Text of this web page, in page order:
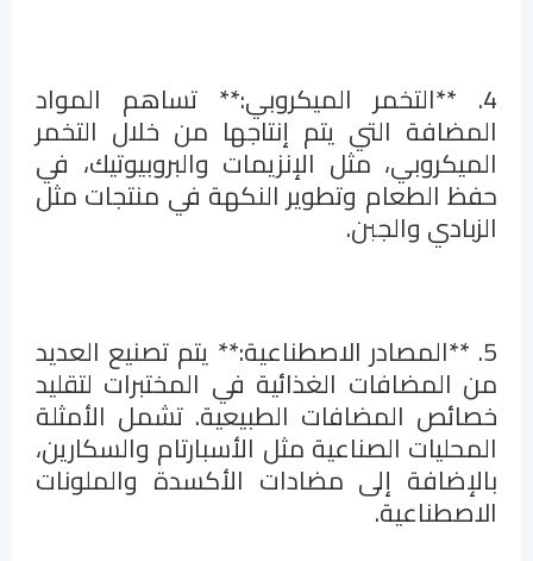
4. **التخمر الميكروبي:** تساهم المواد
المضافة التي يتم إنتاجها من خلال التخمر
الميكروبي، مثل الإنزيمات والبروبيوتيك، في
حفظ الطعام وتطوير النكهة في منتجات مثل
الزبادي والجبن.
5. **المصادر الاصطناعية:** يتم تصنيع العديد
من المضافات الغذائية في المختبرات لتقليد
خصائص المضافات الطبيعية. تشمل الأمثلة
المحليات الصناعية مثل الأسبارتام والسكارين،
بالإضافة إلى مضادات الأكسدة والملونات
الاصطناعية.